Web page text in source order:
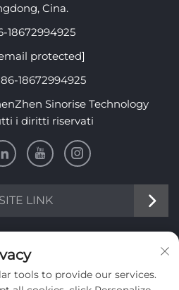
Cina.
18672994925
protected]
18672994925
Sinorise Technology
i diritti riservati
LINK
newsletter settimanale
tools to provide our services.